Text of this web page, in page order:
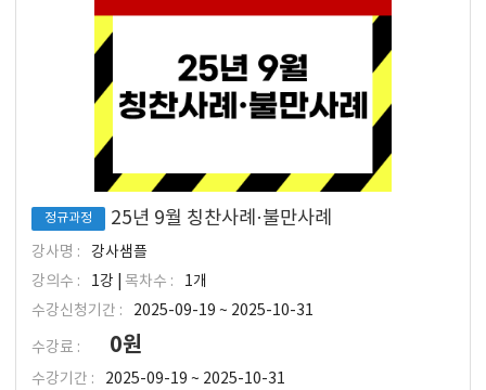
정규과정 25년 9월 칭찬사례·불만사례
강사명 :
강사샘플
강의수 :
1강 | 목차수 :
1개
수강신청기간 :
2025-09-19 ~ 2025-10-31
수강료 : 0원
수강기간 : 2025-09-19 ~ 2025-10-31